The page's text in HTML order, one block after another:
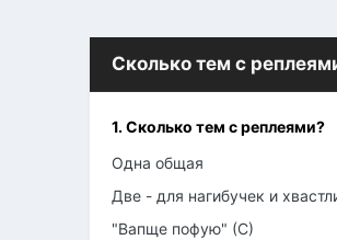
Сколько тем с
1. Сколько тем с реплеями?
Одна общая
Две - для нагибучек и
"Вапще пофую" (С)